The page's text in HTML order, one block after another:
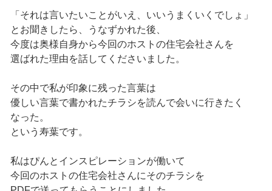
「それは言いたいことがいえ、いいうまくいくでしょ」
とお聞きしたら、うなずかれた後、
今度は奥様自身から今回のホストの住宅会社さんを
選ばれた理由を話してくださいました。
その中で私が印象に残った言葉は
優しい言葉で書かれたチラシを読んで会いに行きたく
なった。
という寿葉です。
私はぴんとインスピレーションが働いて
今回のホストの住宅会社さんにそのチラシを